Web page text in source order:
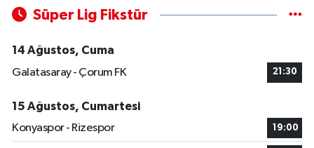
Süper Lig Fikstür
14 Ağustos, Cuma
Galatasaray - Çorum FK
21:30
15 Ağustos, Cumartesi
Konyaspor - Rizespor
19:00